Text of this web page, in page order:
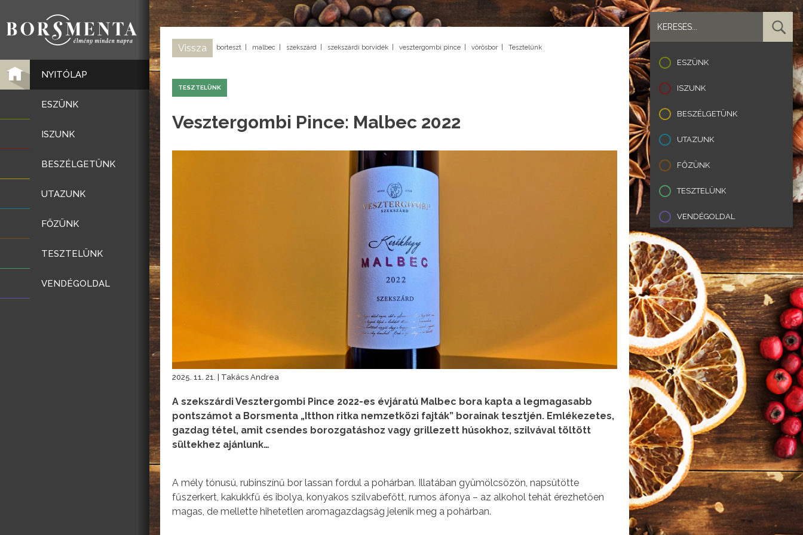
NYITÓLAP
ESZÜNK
ISZUNK
BESZÉLGETÜNK
UTAZUNK
FŐZÜNK
TESZTELÜNK
VENDÉGOLDAL
Vissza borteszt malbec szekszárd szekszárdi borvidék vesztergombi pince vörösbor Tesztelünk
TESZTELÜNK
Vesztergombi Pince: Malbec 2022
2025. 11. 21. | Takács Andrea
A szekszárdi Vesztergombi Pince 2022-es évjáratú Malbec bora kapta a legmagasabb
pontszámot a Borsmenta „Itthon ritka nemzetközi fajták” borainak tesztjén. Emlékezetes,
gazdag tétel, amit csendes borozgatáshoz vagy grillezett húsokhoz, szilvával töltött
sültekhez ajánlunk…
A mély tónusú, rubinszínű bor lassan fordul a pohárban. Illatában gyümölcsözön, napsütötte
fűszerkert, kakukkfű és ibolya, konyakos szilvabefőtt, rumos áfonya – az alkohol tehát érezhetően
magas, de mellette hihetetlen aromagazdagság jelenik meg a pohárban.
ESZÜNK
ISZUNK
BESZÉLGETÜNK
UTAZUNK
FŐZÜNK
TESZTELÜNK
VENDÉGOLDAL